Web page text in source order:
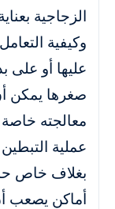
الزجاجية
وكيفية
عليها أو على
صغرها يمكن
معالجته
عملية التبطين
بغلاف خاص
أماكن يصعب